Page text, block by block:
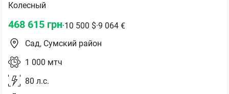
Колесный
468 615 грн·10 500 $·9 064 €
Сад, Сумский район
1 000 мтч
80 л.с.